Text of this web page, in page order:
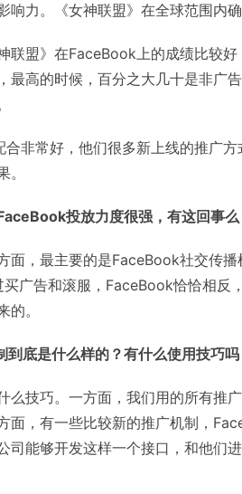
响力。《女神联盟》在全球范围内
联盟》在FaceBook上的成绩比较
最高的时候，百分之大几十是非广
非常好，他们很多新上线的推广
投放力度很强，有这回事么
面，最主要的是FaceBook社交传播
广告和滚服，FaceBook恰恰相反
的。
到底是什么样的？有什么使用技巧吗
么技巧。一方面，我们用的所有推
面，有一些比较新的推广机制，
司能够开发这样一个接口，和他们